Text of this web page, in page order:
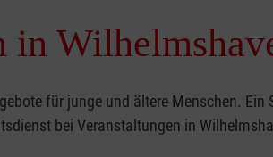
in
für junge und ältere Menschen.
bei Veranstaltungen in